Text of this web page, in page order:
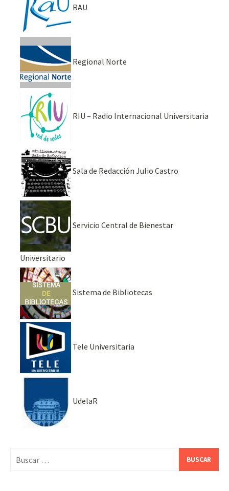
RAU
Regional Norte
RIU – Radio Internacional Universitaria
Sala de Redacción Julio Castro
Servicio Central de Bienestar
Universitario
Sistema de Bibliotecas
Tele Universitaria
UdelaR